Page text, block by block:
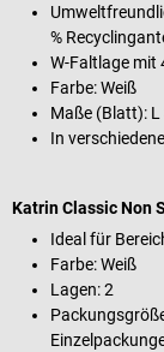
%
W-Faltlage mit
Farbe: Weiß
Maße (Blatt): L
In
Katrin Classic Non
Ideal für
Farbe: Weiß
Lagen: 2